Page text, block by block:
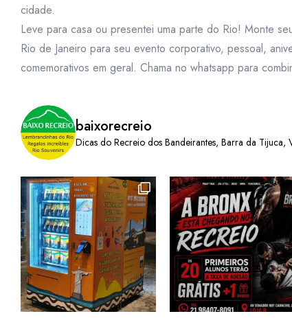
cidade.
Leve para casa ou presentei uma parte do Rio! Monte
Rio de Janeiro para seu evento corporativo, pessoal,
comemorativos em geral. Chama no whatsapp para
baixorecreio
Dicas do Recreio dos Bandeirantes, Barra da